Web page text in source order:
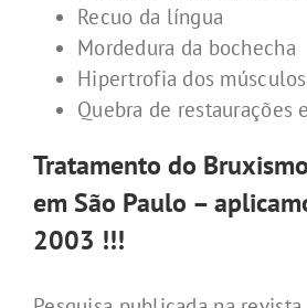
Recuo da língua
Mordedura da bochecha
Hipertrofia dos
Quebra de restaurações
Tratamento do
em São Paulo –
2003 !!!